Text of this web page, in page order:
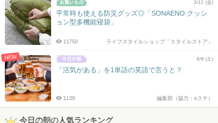
3/11 (金)
平常時も使える防災グッズ◎「SONAENO クッシ
ョン型多機能寝袋」
ライフスタイルショップ「スタイルストア」
11750
NEW 8/8 (土)
「活気がある」を1単語の英語で言うと？
編集部（協力：eステ）
1139
今日の朝の人気ランキング